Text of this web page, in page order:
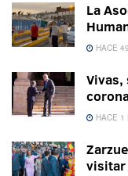
La
HACE
Vivas,
HACE 1
visitar